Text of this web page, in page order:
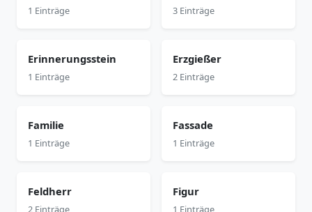
1 Einträge 3 Einträge
Erinnerungsstein
1 Einträge
Erzgießer
2 Einträge
Familie
1 Einträge
Fassade
1 Einträge
Feldherr
2 Einträge
Figur
1 Einträge